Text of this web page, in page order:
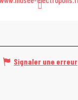
Signaler une erreur